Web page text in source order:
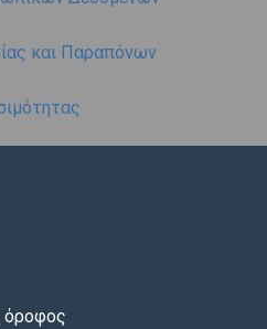
και Παραπόνων
όροφος